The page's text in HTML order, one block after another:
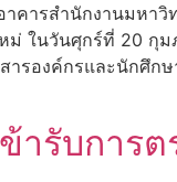
คารสำนักงานมหาวิ
ม่ ในวันศุกร์ที่ 20 กุ
ารองค์กรและนักศึก
ารับการต